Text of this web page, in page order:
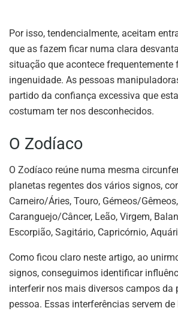
Por isso, tendencialmente, aceitam
que as fazem ficar numa clara
situação que acontece frequentemente
ingenuidade. As pessoas
partido da confiança excessiva que
costumam ter nos desconhecidos.
O Zodíaco
O Zodíaco reúne numa mesma
planetas regentes dos vários signos,
Carneiro/Áries, Touro, Gémeos/Gêmeos,
Caranguejo/Câncer, Leão, Virgem,
Escorpião, Sagitário, Capricórnio,
Como ficou claro neste artigo, ao
signos, conseguimos identificar
interferir nos mais diversos campos da
pessoa. Essas interferências servem